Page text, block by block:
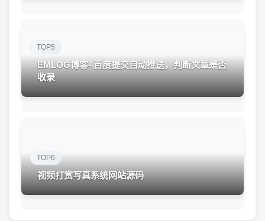
TOP5
EMLOG博客- 百度提交自动推送，判断文章是否
收录
TOP6
视频打赏写真系统网站源码